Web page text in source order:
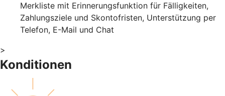
Merkliste mit Erinnerungsfunktion für Fälligkeiten,
Zahlungsziele und Skontofristen, Unterstützung per
Telefon, E-Mail und Chat
>
Konditionen